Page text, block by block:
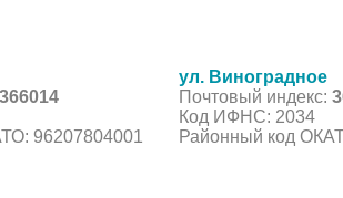
366014
96207804001
ул. Виноградное
Почтовый индекс:
Код ИФНС: 2034
Районный код